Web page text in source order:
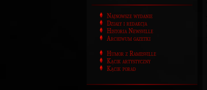
Najnowsze wydanie
Działy i redakcja
Historia Newsville
Archiwum gazetki
Humor z Ramesville
Kącik artystyczny
Kącik porad